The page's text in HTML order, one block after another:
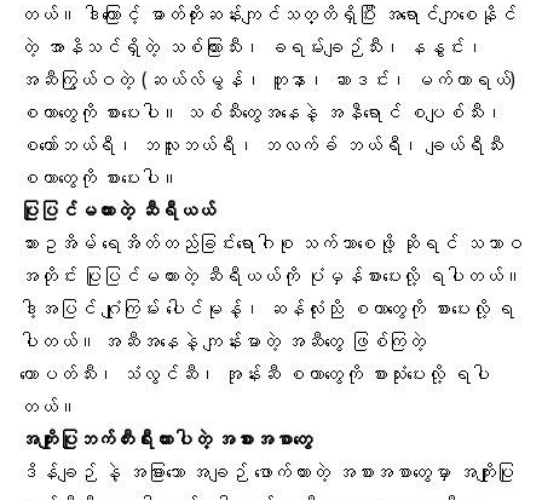
တယ်။ ဒါကြောင့် ဓာတ်တိုးဆန်းကျင်သတ္တိရှိပြီး အရောင်ကျစေနိုင်
တဲ့ အာနိသင်ရှိတဲ့ သစ်ကြားသီး၊ ခရမ်းချဉ်သီး၊ နနွင်း၊
အဆီကြွယ်ဝတဲ့ (ဆယ်လ်မွန်၊ တူနာ၊ ဆာဒင်း၊ မက်ကာရယ်)
စတာတွေကို စားပေးပါ။ သစ်သီးတွေအနေနဲ့ အနီရောင် စပျစ်သီး၊
စတော်ဘယ်ရီ၊ ဘလူးဘယ်ရီ၊ ဘလက်ခ် ဘယ်ရီ၊ ချယ်ရီသီး
စတာတွေကို စားပေးပါ။
ပြုပြင်မထားတဲ့ ဆီရီယယ်
သားဥအိမ် ရေအိတ်တည်ခြင်းရောဂါစု သက်သာစေဖို့ ဆိုရင် သဘာဝ
အတိုင်း ပြုပြင်မထားတဲ့ ဆီရီယယ်ကို ပုံမှန်စားပေးလို့ ရပါတယ်။
ဒါ့အပြင် ဂျုံကြမ်း ပေါင်မုန့်၊ ဆန်လုံးညို စတာတွေကို စားပေးလို့ ရ
ပါတယ်။ အဆီအနေနဲ့ ကျန်းမာတဲ့ အဆီတွေ ဖြစ်ကြတဲ့
ထောပတ်သီး၊ သံလွင်ဆီ၊ အုန်းဆီ စတာတွေကို စားသုံးပေးလို့ ရပါ
တယ်။
အကျိုးပြုဘက်တီးရီးယားပါတဲ့ အစားအစာတွေ
ဒိန်ချဉ် နဲ့ အခြားသော အချဉ် ဖောက်ထားတဲ့ အစားအစာတွေမှာ အကျိုးပြု